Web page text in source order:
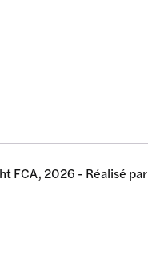
FCA, 2026 - Réalisé par